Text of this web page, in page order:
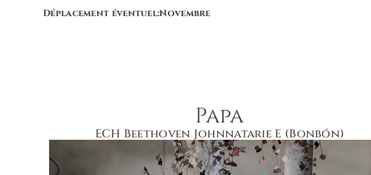
Déplacement éventuel:Novembre
Papa
ECH Beethoven Johnnatarie E (Bonbón)